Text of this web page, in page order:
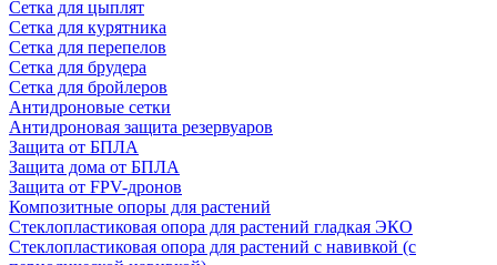
Сетка для цыплят
Сетка для курятника
Сетка для перепелов
Сетка для брудера
Сетка для бройлеров
Антидроновые сетки
Антидроновая защита резервуаров
Защита от БПЛА
Защита дома от БПЛА
Защита от FPV-дронов
Композитные опоры для растений
Стеклопластиковая опора для растений гладкая ЭКО
Стеклопластиковая опора для растений с навивкой (с